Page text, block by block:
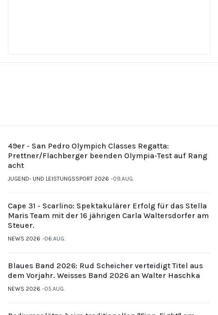
49er - San Pedro Olympich Classes Regatta:
Prettner/Flachberger beenden Olympia-Test auf Rang
acht
JUGEND- UND LEISTUNGSSPORT 2026 09.AUG.
Cape 31 - Scarlino: Spektakulärer Erfolg für das Stella
Maris Team mit der 16 jährigen Carla Waltersdorfer am
Steuer.
NEWS 2026 06.AUG.
Blaues Band 2026: Rud Scheicher verteidigt Titel aus
dem Vorjahr. Weisses Band 2026 an Walter Haschka
NEWS 2026 05.AUG.